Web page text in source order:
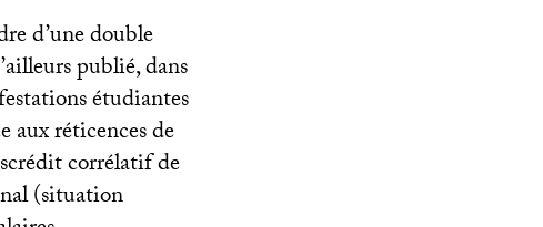
d’une double
publié, dans
étudiantes
aux réticences de
corrélatif de
(situation